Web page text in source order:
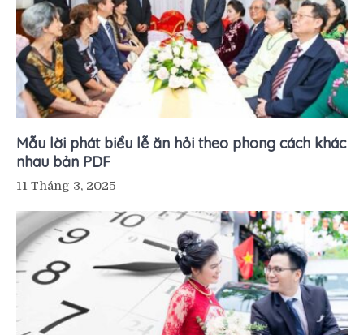
Mẫu lời phát biểu lễ ăn hỏi theo phong cách khác
nhau bản PDF
11 Tháng 3, 2025